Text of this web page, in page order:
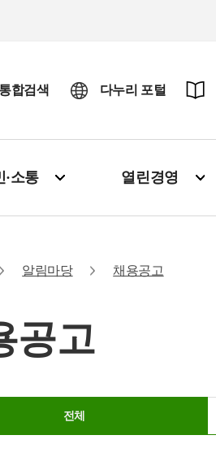
통합검색 다누리 포털
·소통 열린경영
알림마당 채용공고
공고
전체